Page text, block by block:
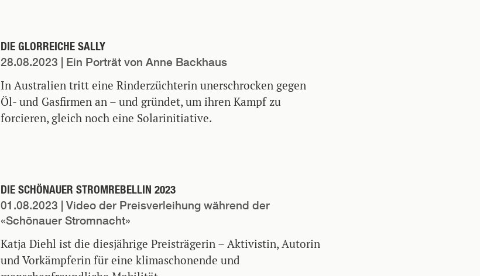
DIE GLORREICHE SALLY
28.08.2023 | Ein Porträt von Anne Backhaus
In Australien tritt eine Rinderzüchterin unerschrocken gegen
Öl- und Gasfirmen an – und gründet, um ihren Kampf zu
forcieren, gleich noch eine Solarinitiative.
DIE SCHÖNAUER STROMREBELLIN 2023
01.08.2023
| Video der Preisverleihung während der
«Schönauer Stromnacht»
Katja Diehl ist die diesjährige Preisträgerin – Aktivistin, Autorin
und Vorkämpferin für eine klimaschonende und